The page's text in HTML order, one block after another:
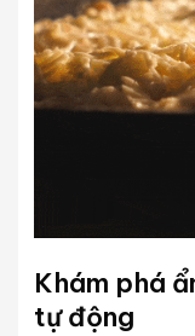
Khám phá
tự động